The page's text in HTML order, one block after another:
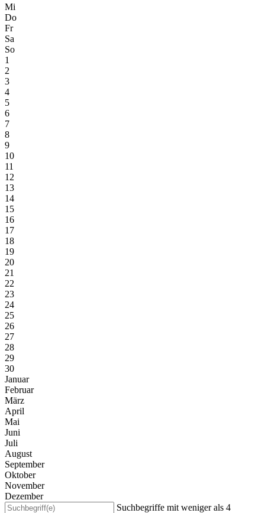
Mi
Do
Fr
Sa
So
1
2
3
4
5
6
7
8
9
10
11
12
13
14
15
16
17
18
19
20
21
22
23
24
25
26
27
28
29
30
Januar
Februar
März
April
Mai
Juni
Juli
August
September
Oktober
November
Dezember
Suchbegriffe mit weniger als 4